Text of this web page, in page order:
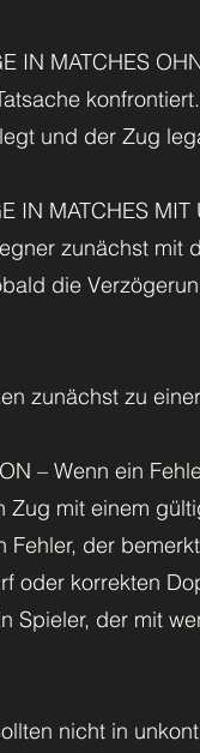
IN MATCHES
und der Zug
IN MATCHES
zunächst mit
die
zunächst zu
– Wenn ein
Zug mit einem
Fehler, der
oder korrekten
Spieler, der mit
nicht in